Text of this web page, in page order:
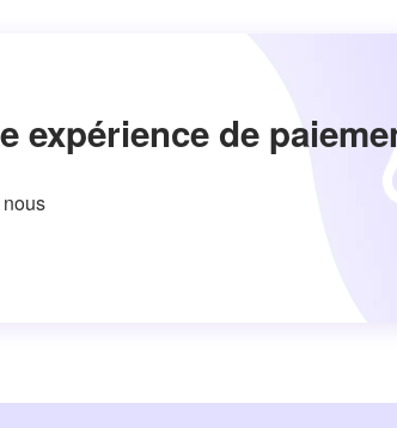
expérience de